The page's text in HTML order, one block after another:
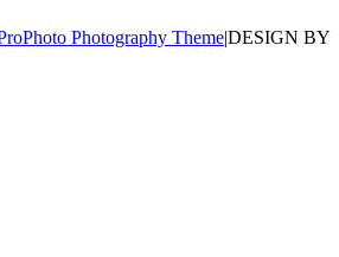
Photography Theme|DESIGN BY